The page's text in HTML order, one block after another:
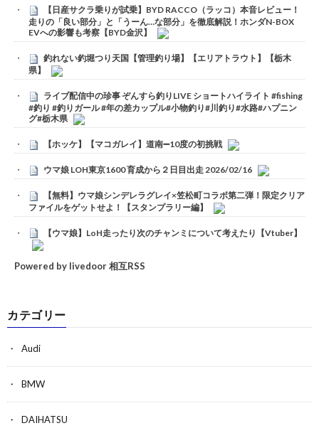
【日産サクラ乗りが試乗】BYD RACCO（ラッコ）本音レビュー！
走りの「良い部分」と「うーん…な部分」を徹底解説！ホンダN-BOX
EVへの影響も考察【BYD金沢】
釣れない釣堀つり天国【管理釣り場】【エリアトラウト】【栃木
県】
ライブ配信中の珍事 ぞんすら釣りLIVE ショートハイライト #fishing
#釣り #釣りガール #年の差カップル#小物釣り#川釣り#水路#ハプニン
グ#栃木県
【ホッケ】【マコガレイ】道南➖10度の初挑戦
ウマ娘 LOH東京1600 育成から２日目出走 2026/02/16
【無料】ウマ娘シンデレラグレイ×笠松町コラボ第二弾！限定クリア
ファイルをゲットせよ！【スタンプラリー編】
【ウマ娘】LoH走ったり次のチャンミについて考えたり【Vtuber】
Powered by livedoor 相互RSS
カテゴリー
Audi
BMW
DAIHATSU